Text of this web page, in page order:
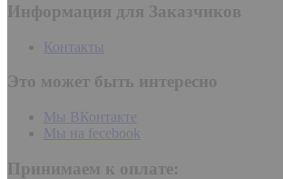
Информация для Заказчиков
Контакты
Это может быть интересно
Мы ВКонтакте
Мы на fecebook
Принимаем к оплате: